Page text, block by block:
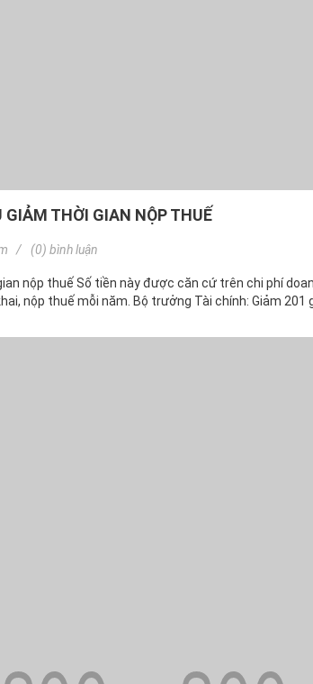
THỜI GIAN NỘP THUẾ
(0) bình luận
nộp thuế Số tiền này được căn cứ trên chi phí
nộp thuế mỗi năm. Bộ trưởng Tài chính: Giảm 201